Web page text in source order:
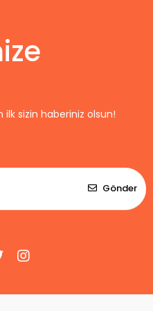
ilk sizin haberiniz olsun!
Gönder